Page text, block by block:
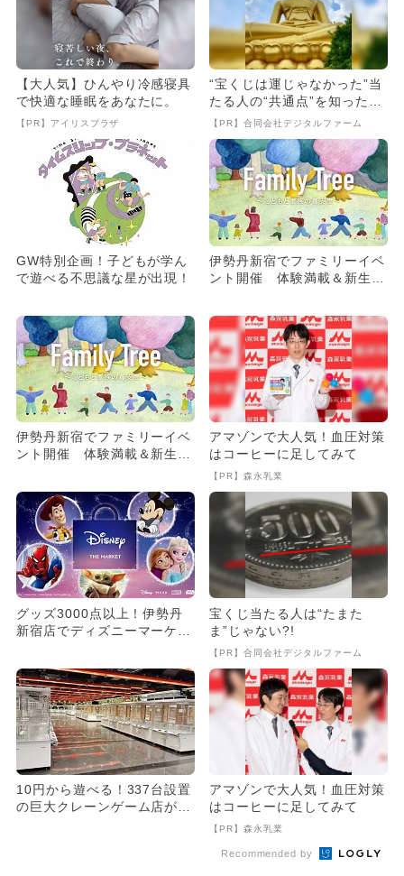
【大人気】ひんやり冷感寝具
で快適な睡眠をあなたに。
【PR】アイリスプラザ
“宝くじは運じゃなかった”当
たる人の“共通点”を知っただ
け
【PR】合同会社デジタルファーム
GW特別企画！子どもが学ん
で遊べる不思議な星が出現！
伊勢丹新宿でファミリーイベ
ント開催 体験満載＆新生活
伊勢丹新宿でファミリーイベ
ント開催 体験満載＆新生活
アマゾンで大人気！血圧対策
はコーヒーに足してみて
【PR】森永乳業
グッズ3000点以上！伊勢丹
新宿店でディズニーマーケッ
宝くじ当たる人は“たまた
ま”じゃない?!
【PR】合同会社デジタルファーム
10円から遊べる！337台設置
の巨大クレーンゲーム店が京
アマゾンで大人気！血圧対策
はコーヒーに足してみて
【PR】森永乳業
Recommended by